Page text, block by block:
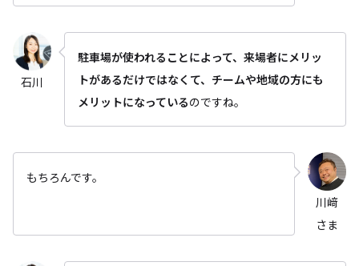
石川
駐車場が使われることによって、来場者にメリッ
トがあるだけではなくて、チームや地域の方にも
メリットになっているのですね。
もちろんです。
川﨑
さま